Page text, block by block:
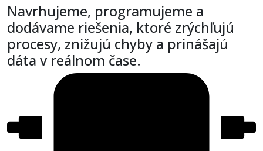
Navrhujeme, programujeme a
dodávame riešenia, ktoré zrýchľujú
procesy, znižujú chyby a prinášajú
dáta v reálnom čase.